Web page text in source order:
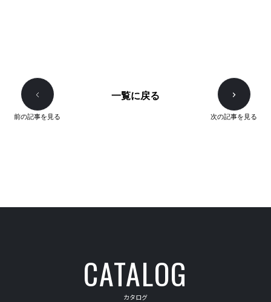
前の記事を見る
一覧に戻る
次の記事を見る
CATALOG
カタログ